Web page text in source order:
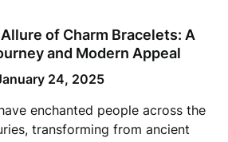
of Charm Bracelets: A
and Modern Appeal
24, 2025
enchanted people across the
transforming from ancient